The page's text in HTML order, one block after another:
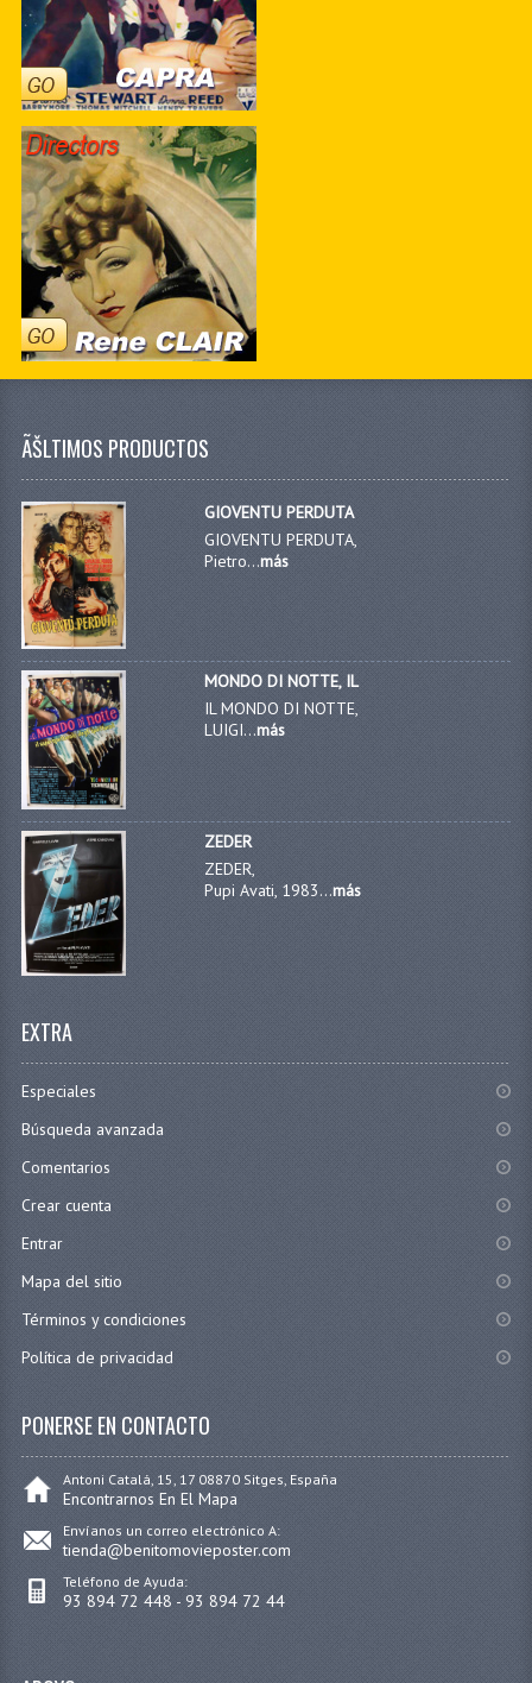
ÃŠLTIMOS PRODUCTOS
GIOVENTU PERDUTA
GIOVENTU PERDUTA,
Pietro...más
MONDO DI NOTTE, IL
IL MONDO DI NOTTE,
LUIGI...más
ZEDER
ZEDER,
Pupi Avati, 1983...más
EXTRA
Especiales
Búsqueda avanzada
Comentarios
Crear cuenta
Entrar
Mapa del sitio
Términos y condiciones
Política de privacidad
PONERSE EN CONTACTO
Antoni Catalá, 15, 17 08870 Sitges, España
Encontrarnos En El Mapa
Envíanos un correo electrónico A:
tienda@benitomovieposter.com
Teléfono de Ayuda:
93 894 72 448 - 93 894 72 44